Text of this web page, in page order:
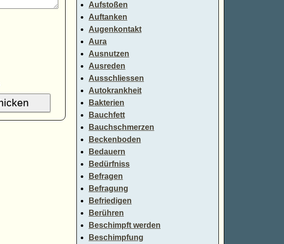
Aufstoßen
Auftanken
Augenkontakt
Aura
Ausnutzen
Ausreden
Ausschliessen
Autokrankheit
Bakterien
Bauchfett
Bauchschmerzen
Beckenboden
Bedauern
Bedürfniss
Befragen
Befragung
Befriedigen
Berühren
Beschimpft werden
Beschimpfung